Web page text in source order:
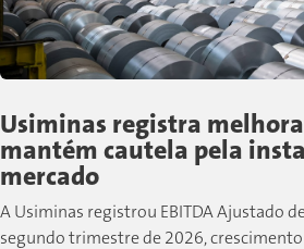
Usiminas registra melhora
mantém cautela pela
mercado
A Usiminas registrou EBITDA Ajustado
segundo trimestre de 2026, crescimento